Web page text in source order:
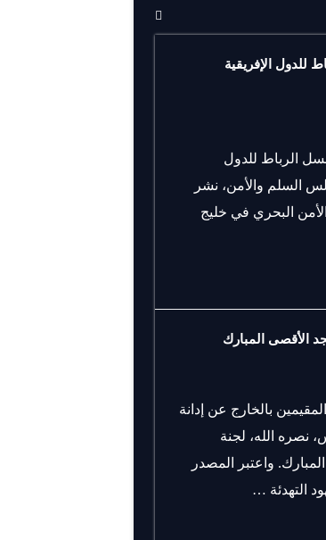
للدول الإفريقية
الرباط للدول
السلم والأمن، نشر
18 شتنبر الماضي حول الأمن البحري في خليج
الأقصى المبارك
بالخارج عن إدانة
نصره الله، لجنة
واعتبر المصدر
التهدئة …